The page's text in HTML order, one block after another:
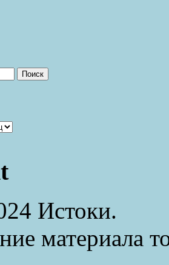
Поиск
Истоки.
материала